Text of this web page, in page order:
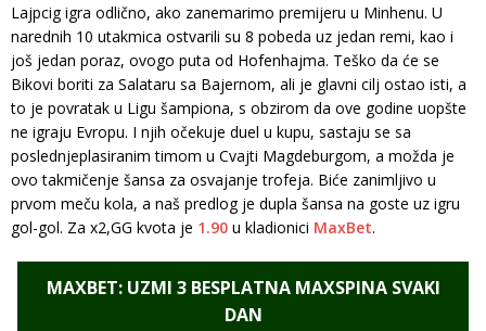
Lajpcig igra odlično, ako zanemarimo premijeru u Minhenu. U
narednih 10 utakmica ostvarili su 8 pobeda uz jedan remi, kao i
još jedan poraz, ovogo puta od Hofenhajma. Teško da će se
Bikovi boriti za Salataru sa Bajernom, ali je glavni cilj ostao isti, a
to je povratak u Ligu šampiona, s obzirom da ove godine uopšte
ne igraju Evropu. I njih očekuje duel u kupu, sastaju se sa
poslednjeplasiranim timom u Cvajti Magdeburgom, a možda je
ovo takmičenje šansa za osvajanje trofeja. Biće zanimljivo u
prvom meču kola, a naš predlog je dupla šansa na goste uz igru
gol-gol. Za x2,GG kvota je 1.90 u kladionici MaxBet.
MAXBET: UZMI 3 BESPLATNA MAXSPINA SVAKI
DAN